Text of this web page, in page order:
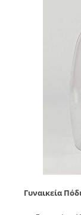
Γυναικεία